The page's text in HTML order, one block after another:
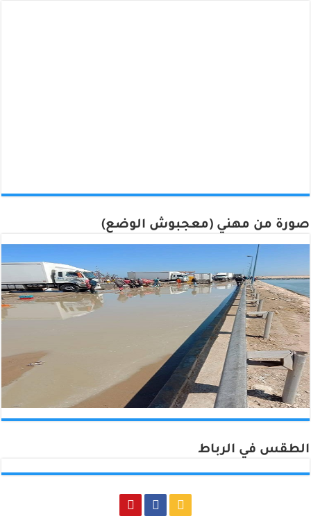
صورة من مهني (معجبوش الوضع)
الطقس في الرباط
Rabat, Morocco